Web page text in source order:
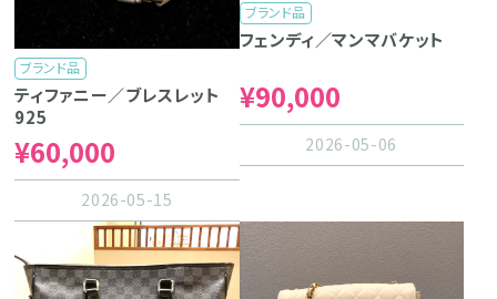
ブランド品
ティファニー／ブレスレット
925
¥60,000
2026-05-15
ブランド品
フェンディ／マンマバケット
¥90,000
2026-05-06